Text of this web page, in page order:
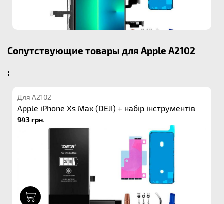
Сопутствующие товары для Apple A2102
:
Для A2102
Apple iPhone Xs Max (DEJI) + набір інструментів
943 грн.